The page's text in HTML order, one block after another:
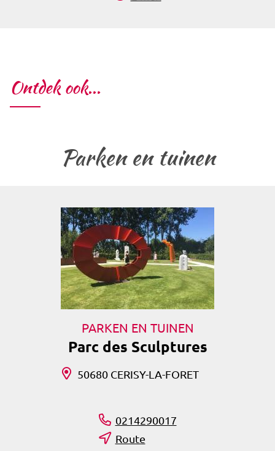
Ontdek ook...
Parken en tuinen
PARKEN EN TUINEN
Parc des Sculptures
50680 CERISY-LA-FORET
0214290017
Route